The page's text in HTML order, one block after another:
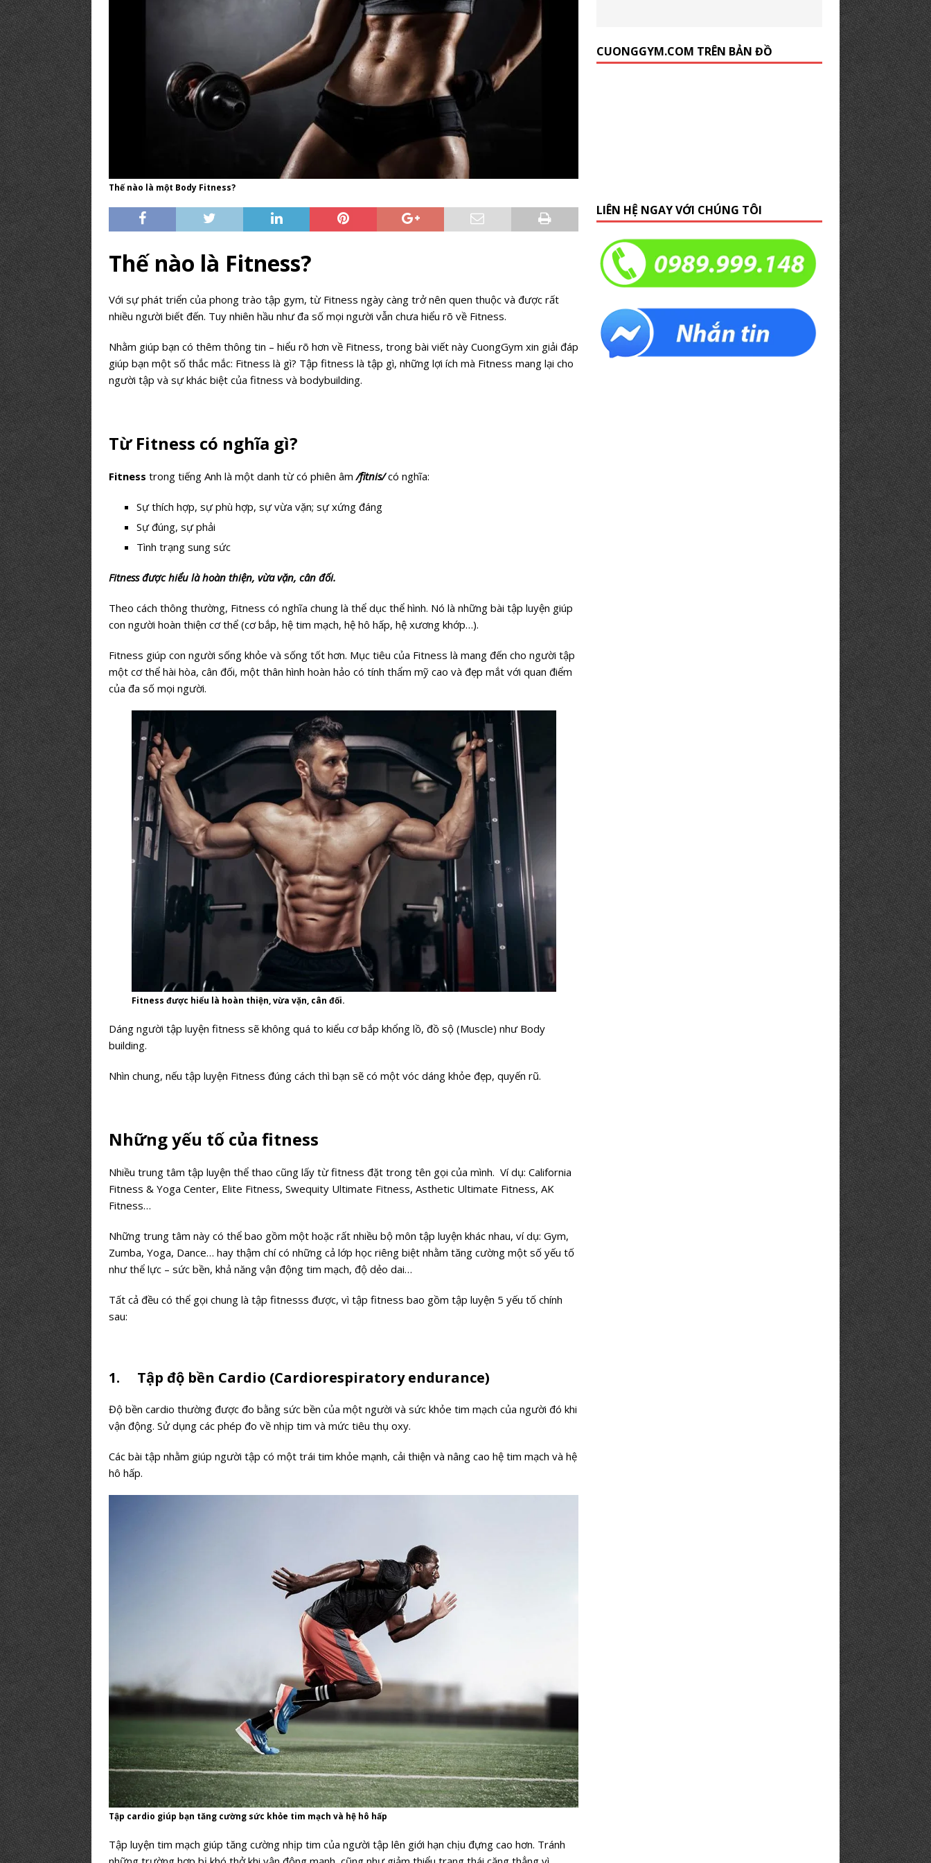
BÍ KÍP【Mở Phòng Gym Hiệu Quả】Hướng dẫn từ A đến Z
KINH NGHIỆM MỞ
Thế nào là một Body Fitness?
Thế nào là Fitness?
Với sự phát triển của phong trào tập gym, từ Fitness ngày càng trở nên quen thuộc và được rất
nhiều người biết đến. Tuy nhiên hầu như đa số mọi người vẫn chưa hiểu rõ về Fitness.
Nhằm giúp bạn có thêm thông tin – hiểu rõ hơn về Fitness, trong bài viết này CuongGym xin giải đáp
giúp bạn một số thắc mắc: Fitness là gì? Tập fitness là tập gì, những lợi ích mà Fitness mang lại cho
người tập và sự khác biệt của fitness và bodybuilding.
Từ Fitness có nghĩa gì?
Fitness trong tiếng Anh là một danh từ có phiên âm /´fitnis/có nghĩa:
Sự thích hợp, sự phù hợp, sự vừa vặn; sự xứng đáng
Sự đúng, sự phải
Tình trạng sung sức
Fitness được hiểu là hoàn thiện, vừa vặn, cân đối.
Theo cách thông thường, Fitness có nghĩa chung là thể dục thể hình. Nó là những bài tập luyện giúp
con người hoàn thiện cơ thể (cơ bắp, hệ tim mạch, hệ hô hấp, hệ xương khớp…).
Fitness giúp con người sống khỏe và sống tốt hơn. Mục tiêu của Fitness là mang đến cho người tập
một cơ thể hài hòa, cân đối, một thân hình hoàn hảo có tính thẩm mỹ cao và đẹp mắt với quan điểm
của đa số mọi người.
Fitness được hiểu là hoàn thiện, vừa vặn, cân đối.
Dáng người tập luyện fitness sẽ không quá to kiểu cơ bắp khổng lồ, đồ sộ (Muscle) như Body
building.
Nhìn chung, nếu tập luyện Fitness đúng cách thì bạn sẽ có một vóc dáng khỏe đẹp, quyến rũ.
Những yếu tố của fitness
Nhiều trung tâm tập luyện thể thao cũng lấy từ fitness đặt trong tên gọi của mình. Ví dụ: California
Fitness & Yoga Center, Elite Fitness, Swequity Ultimate Fitness, Asthetic Ultimate Fitness, AK
Fitness…
Những trung tâm này có thể bao gồm một hoặc rất nhiều bộ môn tập luyện khác nhau, ví dụ: Gym,
Zumba, Yoga, Dance… hay thậm chí có những cả lớp học riêng biệt nhằm tăng cường một số yếu tố
như thể lực – sức bền, khả năng vận động tim mạch, độ dẻo dai…
Tất cả đều có thể gọi chung là tập fitnesss được, vì tập fitness bao gồm tập luyện 5 yếu tố chính
sau:
1. Tập độ bền Cardio (Cardiorespiratory endurance)
Độ bền cardio thường được đo bằng sức bền của một người và sức khỏe tim mạch của người đó khi
vận động. Sử dụng các phép đo về nhịp tim và mức tiêu thụ oxy.
Các bài tập nhằm giúp người tập có một trái tim khỏe mạnh, cải thiện và nâng cao hệ tim mạch và hệ
hô hấp.
Tập cardio giúp bạn tăng cường sức khỏe tim mạch và hệ hô hấp
Tập luyện tim mạch giúp tăng cường nhịp tim của người tập lên giới hạn chịu đựng cao hơn. Tránh
CUONGGYM.COM TRÊN BẢN ĐỒ
LIÊN HỆ NGAY VỚI CHÚNG TÔI